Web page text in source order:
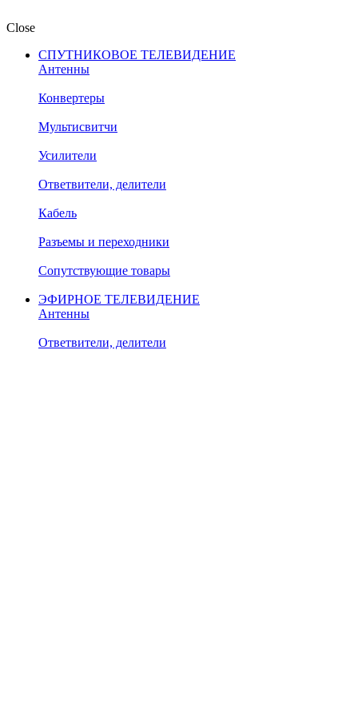
Close
СПУТНИКОВОЕ ТЕЛЕВИДЕНИЕ
Антенны
Конвертеры
Мультисвитчи
Усилители
Ответвители, делители
Кабель
Разъемы и переходники
Сопутствующие товары
ЭФИРНОЕ ТЕЛЕВИДЕНИЕ
Антенны
Ответвители, делители